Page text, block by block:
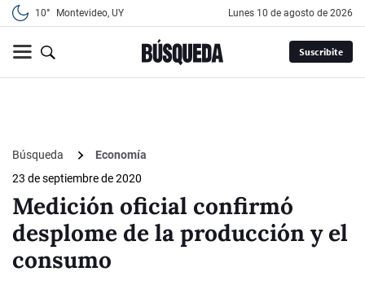
10° Montevideo, UY lunes 10 de agosto de 2026
Suscribite
Búsqueda
Economía
23 de septiembre de 2020
Medición oficial confirmó
desplome de la producción y el
consumo